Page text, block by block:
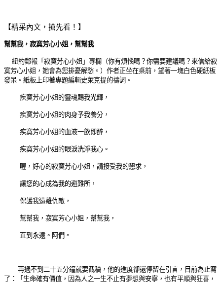
【精采內文，搶先看！】
幫幫我，寂寞芳心小姐，幫幫我
紐約郵報「寂寞芳心小姐」專欄（你有煩惱嗎？你需要建議嗎？來信給寂
寞芳心小姐，她會為您排憂解愁。）作者正坐在桌前，望著一塊白色硬紙板
發呆。紙板上印著專題編輯史萊克提的禱詞。
疾寞芳心小姐的靈魂賜我光輝，
疾寞芳心小姐的肉身予我養分，
疾寞芳心小姐的血液一飲即醉，
疾寞芳心小姐的眼淚洗淨我心。
喔，好心的寂寞芳心小姐，請接受我的懇求，
讓您的心成為我的避難所，
保護我遠離仇敵，
幫幫我，寂寞芳心小姐，幫幫我，
直到永遠。阿們。
再過不到二十五分鐘就要截稿，他的進度卻還停留在引言，目前為止寫
了：「生命確有價值，因為人之一生不止有夢想與安寧，也有平順與狂喜，